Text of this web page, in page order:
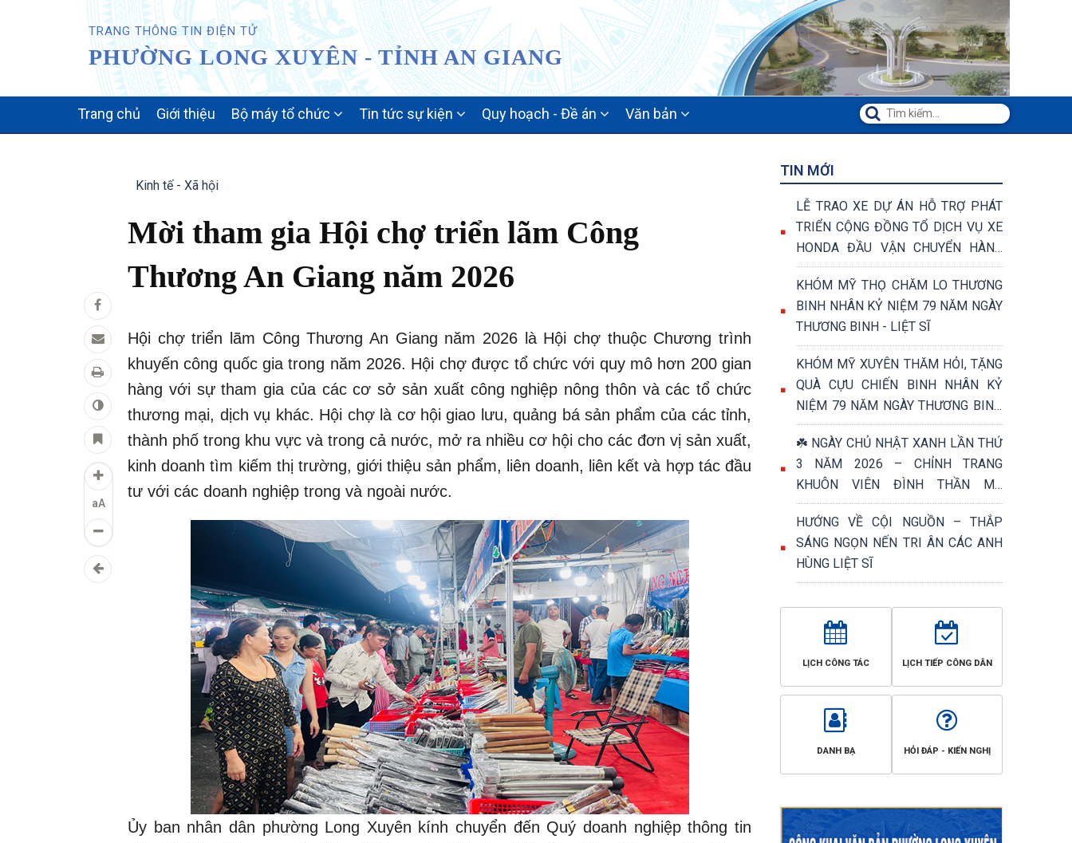
TRANG THÔNG TIN ĐIỆN TỬ
PHƯỜNG LONG XUYÊN - TỈNH AN GIANG
NAVIGATION
Trang chủ Giới thiệu Bộ máy tổ chức Tin tức sự kiện Quy hoạch - Đề án Văn bản
aA
Kinh tế - Xã hội
Mời tham gia Hội chợ triển lãm Công
Thương An Giang năm 2026
Hội chợ triển lãm Công Thương An Giang năm 2026 là Hội chợ thuộc Chương trình
khuyến công quốc gia trong năm 2026. Hội chợ được tổ chức với quy mô hơn 200 gian
hàng với sự tham gia của các cơ sở sản xuất công nghiệp nông thôn và các tổ chức
thương mại, dịch vụ khác. Hội chợ là cơ hội giao lưu, quảng bá sản phẩm của các tỉnh,
thành phố trong khu vực và trong cả nước, mở ra nhiều cơ hội cho các đơn vị sản xuất,
kinh doanh tìm kiếm thị trường, giới thiệu sản phẩm, liên doanh, liên kết và hợp tác đầu
tư với các doanh nghiệp trong và ngoài nước.
Ủy ban nhân dân phường Long Xuyên kính chuyển đến Quý doanh nghiệp thông tin
TIN MỚI
LỄ TRAO XE DỰ ÁN HỖ TRỢ PHÁT
TRIỂN CỘNG ĐỒNG TỔ DỊCH VỤ XE
HONDA ĐẦU VẬN CHUYỂN HÀNG
HÓA VÀ VẬN CHUYỂN KHÁCH
KHÓM MỸ THỌ CHĂM LO THƯƠNG
BINH NHÂN KỶ NIỆM 79 NĂM NGÀY
THƯƠNG BINH - LIỆT SĨ
KHÓM MỸ XUYÊN THĂM HỎI, TẶNG
QUÀ CỰU CHIẾN BINH NHÂN KỶ
NIỆM 79 NĂM NGÀY THƯƠNG BINH
- LIỆT SĨ (27/7/1947 – 27/7/2026)
☘️ NGÀY CHỦ NHẬT XANH LẦN THỨ
3 NĂM 2026 – CHỈNH TRANG
KHUÔN VIÊN ĐÌNH THẦN MỸ
PHƯỚC, TRI ÂN NGÀY THƯƠNG
BINH - LIỆT SĨ 27/7 ☘️
HƯỚNG VỀ CỘI NGUỒN – THẮP
SÁNG NGỌN NẾN TRI ÂN CÁC ANH
HÙNG LIỆT SĨ
LỊCH CÔNG TÁC LỊCH TIẾP CÔNG DÂN
DANH BẠ HỎI ĐÁP - KIẾN NGHỊ